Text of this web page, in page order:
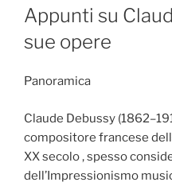
ON
Appunti su
sue opere
Panoramica
Claude Debussy
compositore francese
XX secolo , spesso
dell’Impressionismo